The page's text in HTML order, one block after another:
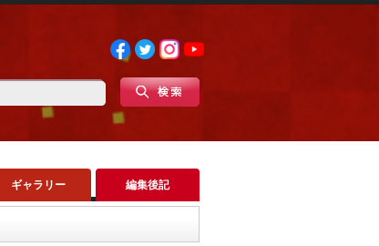
ギャラリー 編集後記